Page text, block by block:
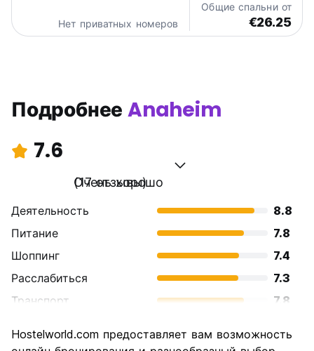
Нет приватных номеров
Общие спальни от
€26.25
ПодробнееAnaheim
7.6
Очень хорошо
(17 отзывы)
Деятельность
8.8
Питание
7.8
Шоппинг
7.4
Расслабиться
7.3
Транспорт
7.8
достопримечательностей
7.5
Hostelworld.com предоставляет вам возможность